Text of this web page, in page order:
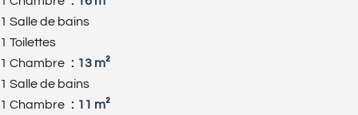
1 Salle de bains
1 Toilettes
1 Chambre
13 m²
1 Salle de bains
1 Chambre
11 m²